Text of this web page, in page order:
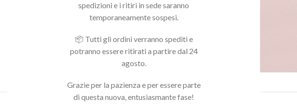
spedizioni e i ritiri in sede saranno
temporaneamente sospesi.
📦 Tutti gli ordini verranno spediti e
potranno essere ritirati a partire dal 24
agosto.
Grazie per la pazienza e per essere parte
di questa nuova, entusiasmante fase!